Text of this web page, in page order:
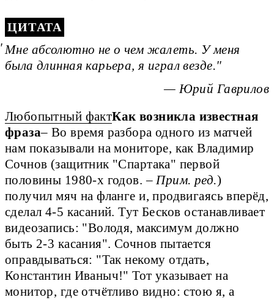
ЦИТАТА
Мне абсолютно не о чем жалеть. У меня
была длинная карьера, я играл везде.
— Юрий Гаврилов
Любопытный фактКак возникла известная
фраза– Во время разбора одного из матчей
нам показывали на мониторе, как Владимир
Сочнов (защитник "Спартака" первой
половины 1980-х годов. – Прим. ред.)
получил мяч на фланге и, продвигаясь вперёд,
сделал 4-5 касаний. Тут Бесков останавливает
видеозапись: "Володя, максимум должно
быть 2-3 касания". Сочнов пытается
оправдываться: "Так некому отдать,
Константин Иваныч!" Тот указывает на
монитор, где отчётливо видно: стою я, а